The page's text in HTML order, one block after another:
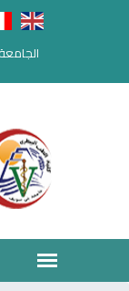
الجامعة